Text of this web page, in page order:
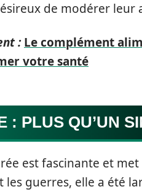
de modérer leur
: Le complément
votre santé
: PLUS QU’UN
est fascinante et
les guerres, elle a été